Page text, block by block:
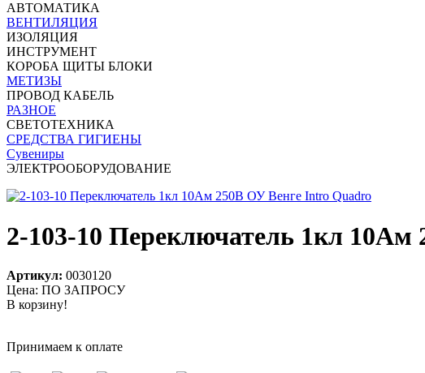
АВТОМАТИКА
ВЕНТИЛЯЦИЯ
ИЗОЛЯЦИЯ
ИНСТРУМЕНТ
КОРОБА ЩИТЫ БЛОКИ
МЕТИЗЫ
ПРОВОД КАБЕЛЬ
РАЗНОЕ
СВЕТОТЕХНИКА
СРЕДСТВА ГИГИЕНЫ
Сувениры
ЭЛЕКТРООБОРУДОВАНИЕ
2-103-10 Переключатель 1кл
Артикул: 0030120
Цена: ПО ЗАПРОСУ
В корзину!
Принимаем к оплате